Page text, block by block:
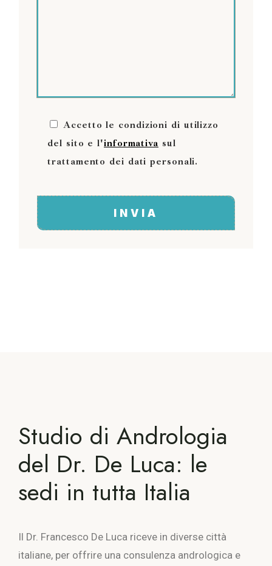
Accetto le condizioni di utilizzo
del sito e l'informativa sul
trattamento dei dati personali.
INVIA
Studio di Andrologia
del Dr. De Luca: le
sedi in tutta Italia
Il Dr. Francesco De Luca riceve in diverse città
italiane, per offrire una consulenza andrologica e